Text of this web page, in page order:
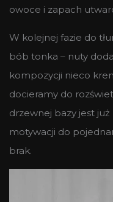
owoce i zapach
W kolejnej fazie do
bób tonka – nuty
kompozycji nieco
docieramy do
drzewnej bazy jest już
motywacji do
brak.